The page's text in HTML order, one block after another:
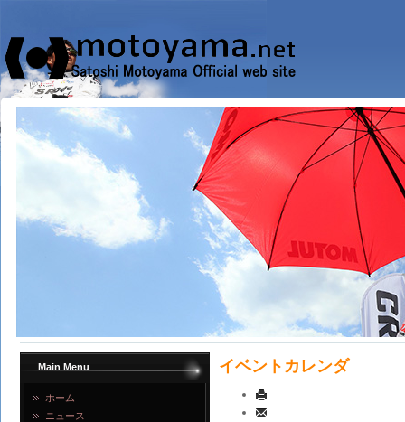
Main Menu
ホーム
ニュース
イベントカレンダ